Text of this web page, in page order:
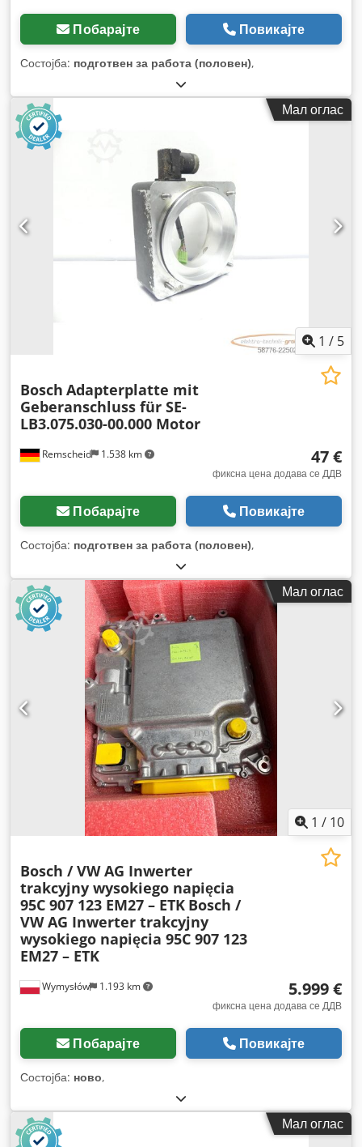
Побарајте Повикајте
Состојба: подготвен за работа (половен),
Мал оглас
1 / 5
Remscheid 1.538 km
Bosch Adapterplatte mit
Geberanschluss für SE-
LB3.075.030-00.000 Motor
47 €
фиксна цена додава се ДДВ
Побарајте Повикајте
Состојба: подготвен за работа (половен),
Мал оглас
1 / 10
Wymysłów 1.193 km
Bosch / VW AG Inwerter
trakcyjny wysokiego napięcia
95C 907 123 EM27 – ETK Bosch /
VW AG Inwerter trakcyjny
wysokiego napięcia 95C 907 123
EM27 – ETK
5.999 €
фиксна цена додава се ДДВ
Побарајте Повикајте
Состојба: ново,
Мал оглас